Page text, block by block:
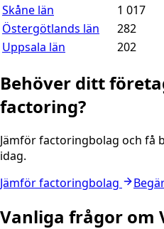
Skåne län
1 017
Östergötlands län
282
Uppsala län
202
Behöver ditt
factoring?
Jämför factoringbolag och få
idag.
Jämför factoringbolag
Vanliga frågor om